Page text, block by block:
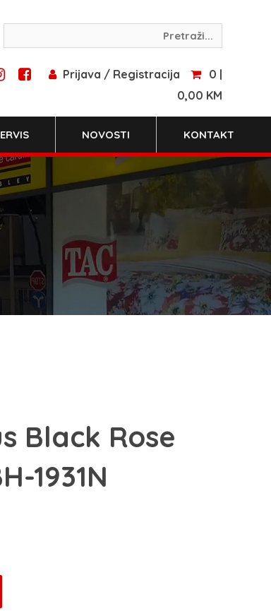
Prijava / Registracija
0 |
0,00 KM
NOVOSTI KONTAKT
Black Rose
1931N